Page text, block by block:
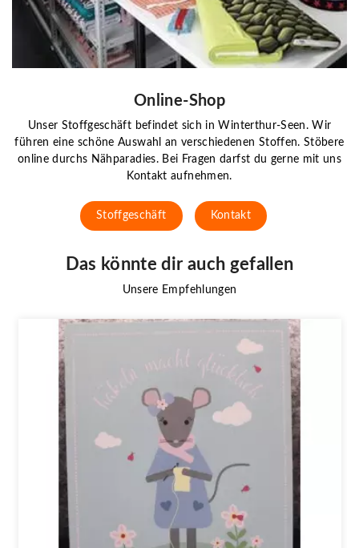
Online-Shop
Unser Stoffgeschäft befindet sich in Winterthur-Seen. Wir
führen eine schöne Auswahl an verschiedenen Stoffen. Stöbere
online durchs Nähparadies. Bei Fragen darfst du gerne mit uns
Kontakt aufnehmen.
Stoffgeschäft Kontakt
Das könnte dir auch gefallen
Unsere Empfehlungen